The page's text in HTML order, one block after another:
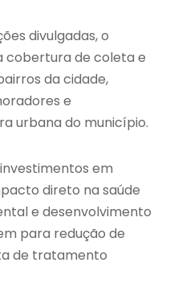
divulgadas, o
cobertura de coleta e
da cidade,
e
urbana do município.
em
direto na saúde
e desenvolvimento
para redução de
de tratamento